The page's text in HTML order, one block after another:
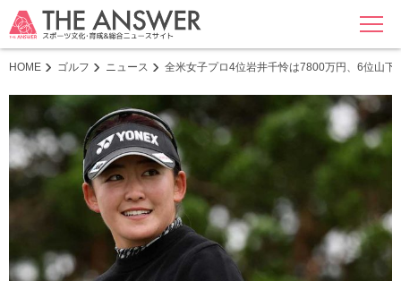
MENU
HOME ゴルフ ニュース 全米女子プロ4位岩井千怜は7800万円、6位山